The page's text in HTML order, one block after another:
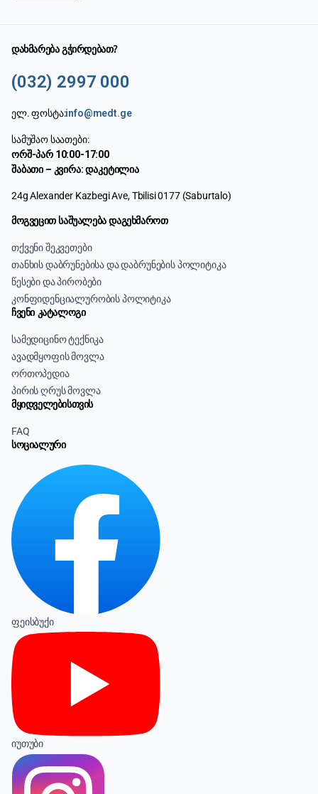
დახმარება გჭირდებათ?
(032) 2997 000
ელ. ფოსტა:info@medt.ge
სამუშაო საათები:
ორშ-პარ 10:00-17:00
შაბათი – კვირა: დაკეტილია
24g Alexander Kazbegi Ave, Tbilisi 0177 (Saburtalo)
მოგვეცით საშუალება დაგეხმაროთ
თქვენი შეკვეთები
თანხის დაბრუნებისა და დაბრუნების პოლიტიკა
წესები და პირობები
კონფიდენციალურობის პოლიტიკა
ჩვენი კატალოგი
სამედიცინო ტექნიკა
ავადმყოფის მოვლა
ორთოპედია
პირის ღრუს მოვლა
მყიდველებისთვის
FAQ
სოციალური
ფეისბუქი
იუთუბი